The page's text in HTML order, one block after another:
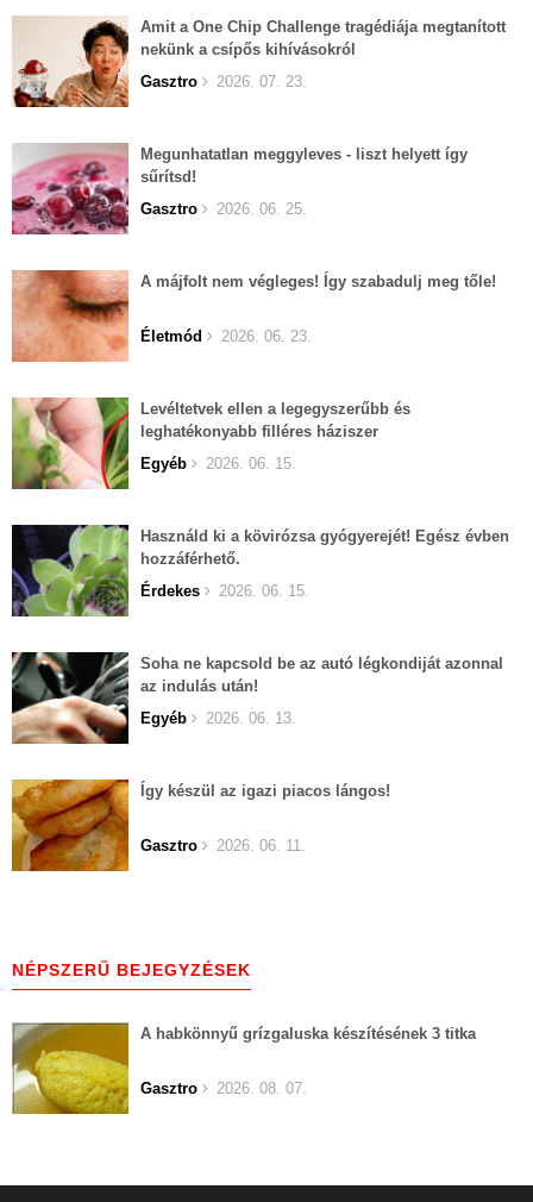
Amit a One Chip Challenge tragédiája megtanított
nekünk a csípős kihívásokról
Gasztro
2026. 07. 23.
Megunhatatlan meggyleves - liszt helyett így
sűrítsd!
Gasztro
2026. 06. 25.
A májfolt nem végleges! Így szabadulj meg tőle!
Életmód 2026. 06. 23.
Levéltetvek ellen a legegyszerűbb és
leghatékonyabb filléres háziszer
Egyéb
2026. 06. 15.
Használd ki a kövirózsa gyógyerejét! Egész évben
hozzáférhető.
Érdekes
2026. 06. 15.
Soha ne kapcsold be az autó légkondiját azonnal
az indulás után!
Egyéb
2026. 06. 13.
Így készül az igazi piacos lángos!
Gasztro 2026. 06. 11.
NÉPSZERŰ BEJEGYZÉSEK
A habkönnyű grízgaluska készítésének 3 titka
Gasztro 2026. 08. 07.